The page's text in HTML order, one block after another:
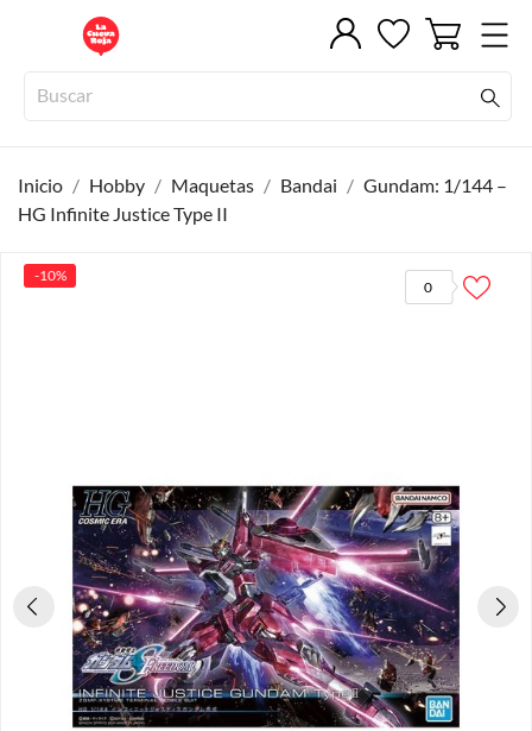
Inicio Hobby Maquetas Bandai
Gundam: 1/144 –
HG Infinite Justice Type II
0
-10%